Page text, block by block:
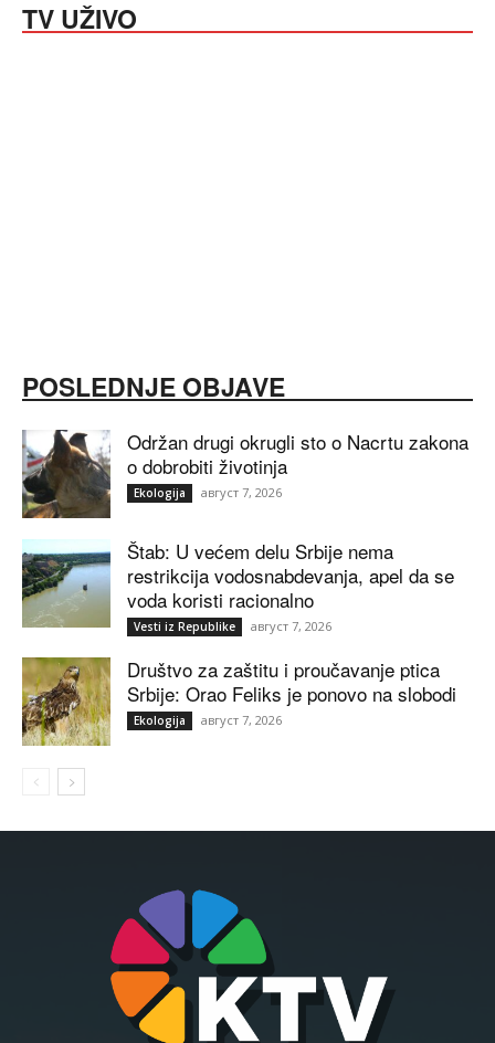
TV UŽIVO
POSLEDNJE OBJAVE
Održan drugi okrugli sto o Nacrtu zakona
o dobrobiti životinja
Ekologija август 7, 2026
Štab: U većem delu Srbije nema
restrikcija vodosnabdevanja, apel da se
voda koristi racionalno
Vesti iz Republike август 7, 2026
Društvo za zaštitu i proučavanje ptica
Srbije: Orao Feliks je ponovo na slobodi
Ekologija август 7, 2026